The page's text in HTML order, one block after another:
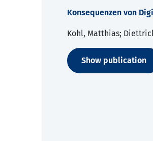
Konsequenzen von
Kohl, Matthias;
Show publication